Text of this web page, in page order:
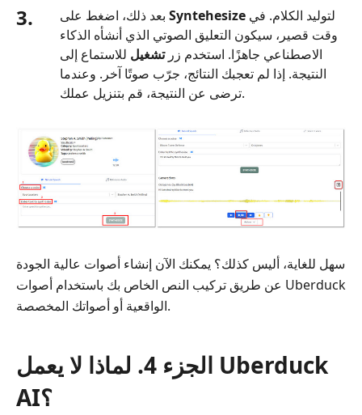
3. Syntehesize
وقت قصير، سيكون التعليق الصوتي الذي أنشأه الذكاء
الاصطناعي جاهزًا. استخدم زرتشغيل للاستماع إلى
النتيجة. إذا لم تعجبك النتائج، جرّب صوتًا آخر. وعندما
ترضى عن النتيجة، قم بتنزيل عملك.
سهل للغاية، أليس كذلك؟ يمكنك الآن إنشاء أصوات عالية الجودة
عن طريق تركيب النص الخاص بك باستخدام أصوات Uberduck
الواقعية أو أصواتك المخصصة.
الجزء 4. لماذا لا يعمل Uberduck
AI؟